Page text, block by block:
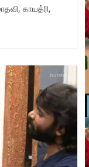
காயத்ரி,